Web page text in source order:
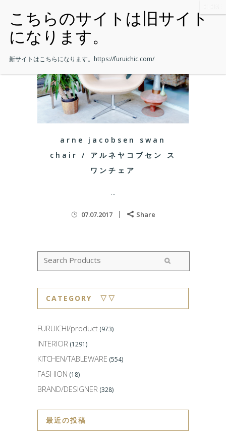
arne jacobsen swan
chair / アルネヤコブセン ス
ワンチェア
...
07.07.2017 Share
CATEGORY ▽▽
FURUICHI/product (973)
INTERIOR (1291)
KITCHEN/TABLEWARE (554)
FASHION (18)
BRAND/DESIGNER (328)
最近の投稿
新サイトはこちらになります。 https://furuichic.com/